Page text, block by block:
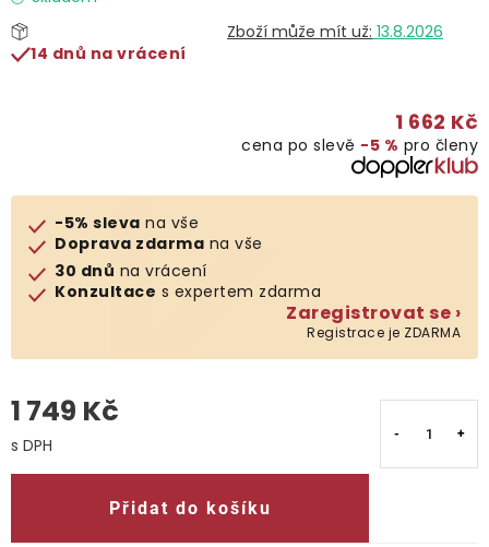
Gastro produkty
Klub výhod
13.8.2026
14 dnů na vrácení
1 662 Kč
cena po slevě −5 % pro členy
-5% sleva na vše
Doprava zdarma na vše
30 dnů na vrácení
Konzultace s expertem zdarma
Zaregistrovat se ›
Registrace je ZDARMA
1 749 Kč
Přidat do košíku